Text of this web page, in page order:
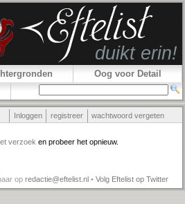
Oog voor Detail
Inloggen registreer wachtwoord vergeten
verzoek en probeer het opnieuw.
op redactie@eftelist.nl • Volg Eftelist op Twitter